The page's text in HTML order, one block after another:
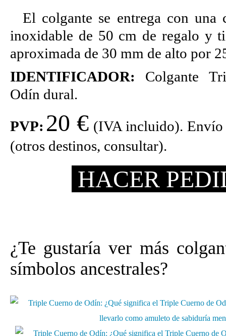
El colgante se entrega con una
inoxidable de 50 cm de regalo y
aproximada de 30 mm de alto por
IDENTIFICADOR: Colgante
Odín dural.
PVP: 20 € (IVA incluido). Envío
(otros destinos, consultar).
HACER
¿Te gustaría ver más
símbolos ancestrales?